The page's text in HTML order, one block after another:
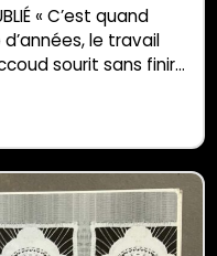
« C’est quand
le travail
sourit sans finir
d’une vie » qu’il
Sud. Dans ce